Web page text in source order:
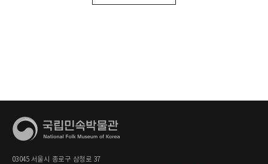
03045 서울시 종로구 삼청로 37